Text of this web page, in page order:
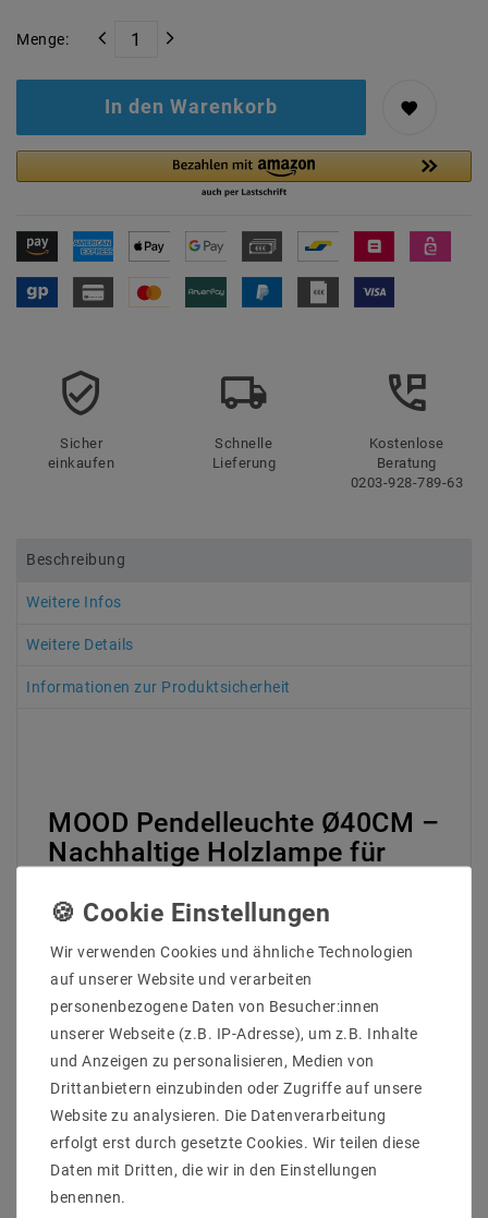
Menge:
In den Warenkorb
Sicher
einkaufen
Schnelle
Lieferung
Kostenlose
Beratung
0203-928-789-63
Beschreibung
Weitere Infos
Weitere Details
Informationen zur Produktsicherheit
MOOD Pendelleuchte Ø40CM –
Nachhaltige Holzlampe für
Fassung
Entdecken Sie die MOOD
Pendelleuchte: Holz ist ein äußerst
umweltfreundliches und
nachhaltiges Material, das Ihrem
Zuhause die Wärme der Natur und
ein modernes Ambiente verleiht.
Diese stilvolle Leuchte verbindet
ökologisches Bewusstsein mit
anspruchsvollem Design und schafft
eine gemütliche Beleuchtung über
Ihrem Ess- oder Wohnzimmertisch.
Wir verwenden Cookies und ähnliche Technologien
auf unserer Website und verarbeiten
personenbezogene Daten von Besucher:innen
unserer Webseite (z.B. IP-Adresse), um z.B. Inhalte
und Anzeigen zu personalisieren, Medien von
Drittanbietern einzubinden oder Zugriffe auf unsere
Website zu analysieren. Die Datenverarbeitung
erfolgt erst durch gesetzte Cookies. Wir teilen diese
Daten mit Dritten, die wir in den Einstellungen
benennen.